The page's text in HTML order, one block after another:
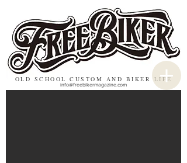
OLD SCHOOL CUSTOM AND BIKER LIFE
info@freebikermagazine.com